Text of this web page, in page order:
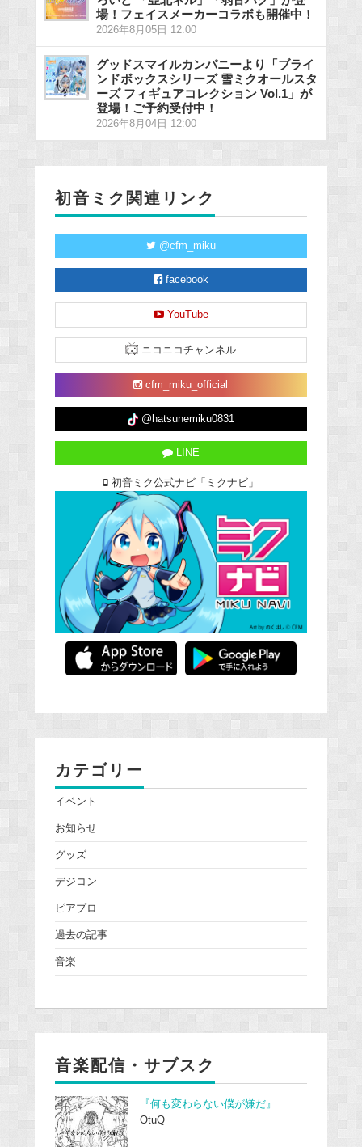
場！フェイスメーカーコラボも開催中！
2026年8月05日 12:00
グッドスマイルカンパニーより「ブライ
ンドボックスシリーズ 雪ミクオールスタ
ーズ フィギュアコレクション Vol.1」が
登場！ご予約受付中！
2026年8月04日 12:00
初音ミク関連リンク
@cfm_miku
facebook
YouTube
ニコニコチャンネル
cfm_miku_official
@hatsunemiku0831
LINE
初音ミク公式ナビ「ミクナビ」
カテゴリー
イベント
お知らせ
グッズ
デジコン
ピアプロ
過去の記事
音楽
音楽配信・サブスク
『何も変わらない僕が嫌だ』
OtuQ